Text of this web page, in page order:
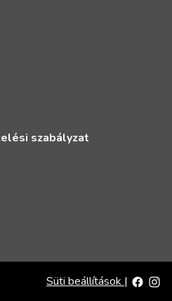
szabályzat
Süti beállítások |